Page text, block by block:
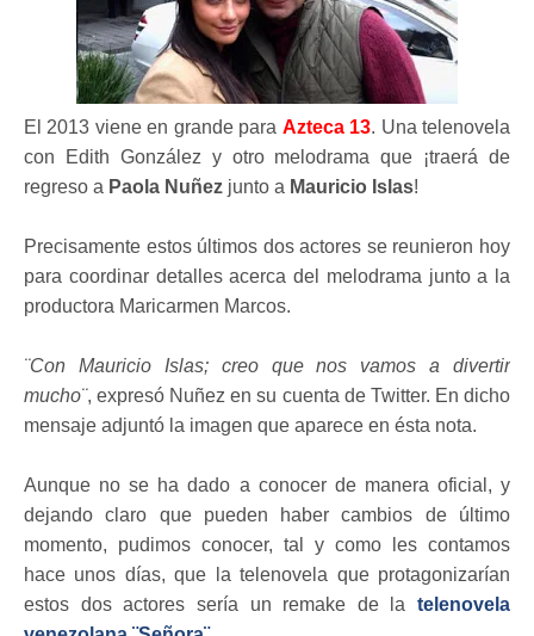
El 2013 viene en grande para Azteca 13. Una telenovela
con Edith González y otro melodrama que ¡traerá de
regreso a Paola Nuñez junto a Mauricio Islas!
Precisamente estos últimos dos actores se reunieron hoy
para coordinar detalles acerca del melodrama junto a la
productora Maricarmen Marcos.
¨Con Mauricio Islas; creo que nos vamos a divertir
mucho¨, expresó Nuñez en su cuenta de Twitter. En dicho
mensaje adjuntó la imagen que aparece en ésta nota.
Aunque no se ha dado a conocer de manera oficial, y
dejando claro que pueden haber cambios de último
momento, pudimos conocer, tal y como les contamos
hace unos días, que la telenovela que protagonizarían
estos dos actores sería un remake de la telenovela